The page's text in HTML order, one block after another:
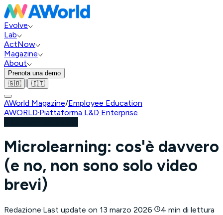
Evolve
Lab
ActNow
Magazine
About
Prenota una demo
🇬🇧
🇮🇹
AWorld Magazine/Employee Education
AWORLD·Piattaforma L&D Enterprise
Microlearning: cos'è davvero
(e no, non sono solo video
brevi)
Redazione·Last update on 13 marzo 2026·
4 min di lettura